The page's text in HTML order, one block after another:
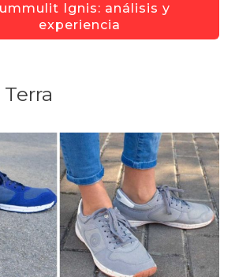
Ignis: análisis y
experiencia